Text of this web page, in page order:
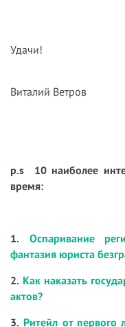
Удачи!
Виталий Ветров
p.s 10 наиболее
время:
1. Оспаривание
фантазия юриста
2. Как наказать
актов?
3. Ритейл от первого